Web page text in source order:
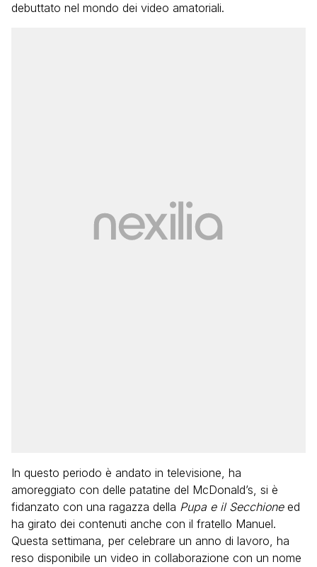
debuttato nel mondo dei video amatoriali.
In questo periodo è andato in televisione, ha
amoreggiato con delle patatine del McDonald’s, si è
fidanzato con una ragazza della Pupa e il Secchioneed
ha girato dei contenuti anche con il fratello Manuel.
Questa settimana, per celebrare un anno di lavoro, ha
reso disponibile un video in collaborazione con un nome